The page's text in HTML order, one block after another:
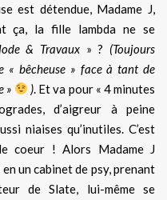
est détendue, Madame J,
ça, la fille lambda ne se
& Travaux» ? (Toujours
« bêcheuse » face à tant de
»
). Et va pour « 4 minutes
d’aigreur à peine
niaises qu’inutiles. C’est
coeur ! Alors Madame J
un cabinet de psy, prenant
de Slate, lui-même se